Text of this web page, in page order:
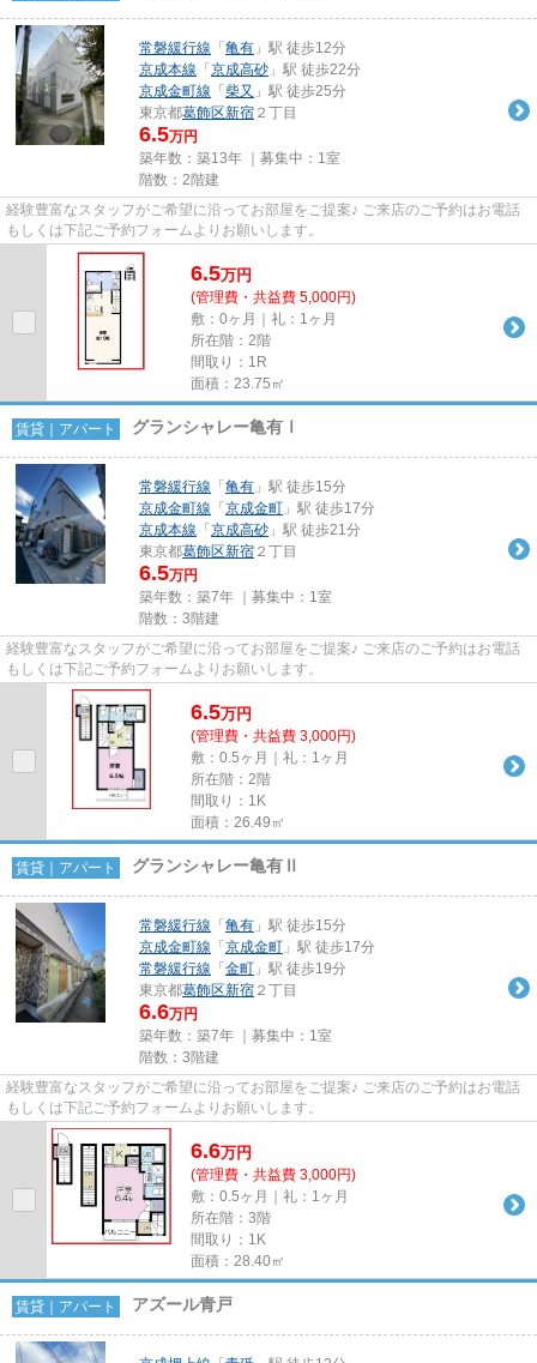
常磐緩行線 「 亀有 」駅 徒歩12分
京成本線 「 京成高砂 」駅 徒歩22分
京成金町線 「 柴又 」駅 徒歩25分
東京都葛飾区新宿 ２丁目
6.5万円
築年数：築13年 ｜募集中： 1室
階数：2階建
経験豊富なスタッフがご希望に沿ってお部屋をご提案♪ ご来店のご予約はお電話
もしくは下記ご予約フォームよりお願いします。
6.5万円
(管理費・共益費 5,000円)
敷：0ヶ月｜礼：1ヶ月
所在階：2階
間取り：1R
面積：23.75㎡
賃貸｜アパート グランシャレー亀有Ⅰ
常磐緩行線 「 亀有 」駅 徒歩15分
京成金町線 「 京成金町 」駅 徒歩17分
京成本線 「 京成高砂 」駅 徒歩21分
東京都葛飾区新宿 ２丁目
6.5万円
築年数：築7年 ｜募集中： 1室
階数：3階建
経験豊富なスタッフがご希望に沿ってお部屋をご提案♪ ご来店のご予約はお電話
もしくは下記ご予約フォームよりお願いします。
6.5万円
(管理費・共益費 3,000円)
敷：0.5ヶ月｜礼：1ヶ月
所在階：2階
間取り：1K
面積：26.49㎡
賃貸｜アパート グランシャレー亀有Ⅱ
常磐緩行線 「 亀有 」駅 徒歩15分
京成金町線 「 京成金町 」駅 徒歩17分
常磐緩行線 「 金町 」駅 徒歩19分
東京都葛飾区新宿 ２丁目
6.6万円
築年数：築7年 ｜募集中： 1室
階数：3階建
経験豊富なスタッフがご希望に沿ってお部屋をご提案♪ ご来店のご予約はお電話
もしくは下記ご予約フォームよりお願いします。
6.6万円
(管理費・共益費 3,000円)
敷：0.5ヶ月｜礼：1ヶ月
所在階：3階
間取り：1K
面積：28.40㎡
賃貸｜アパート アズール青戸